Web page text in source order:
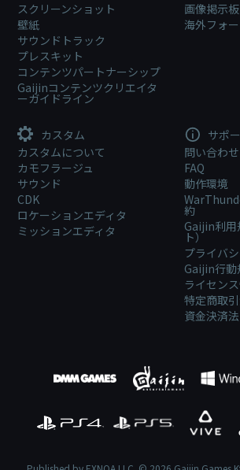
スクリーンショット
壁紙
サウンドトラック
プレスキット
コンテンツパートナーシップ
Gaijinコンテンツクリエイタ
ーガイドライン
画像掲示板
海外フォ
カスタム
カスタムについて
カモフラージュ
サウンド
CDK
ロケーションエディタ
ミッションエディタ
サポ
問い合わせ
FAQ
動作環境
約
Gaijin利用
ト）
プライバ
Gaijin行動
ライセン
特定商取
資金決済